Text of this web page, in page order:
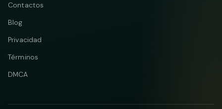
Contactos
Blog
Privacidad
Términos
DMCA